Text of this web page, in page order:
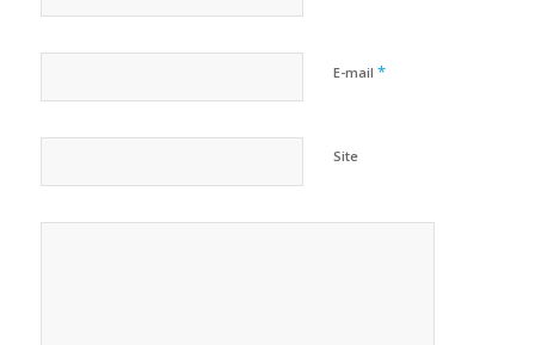
E-mail *
Site